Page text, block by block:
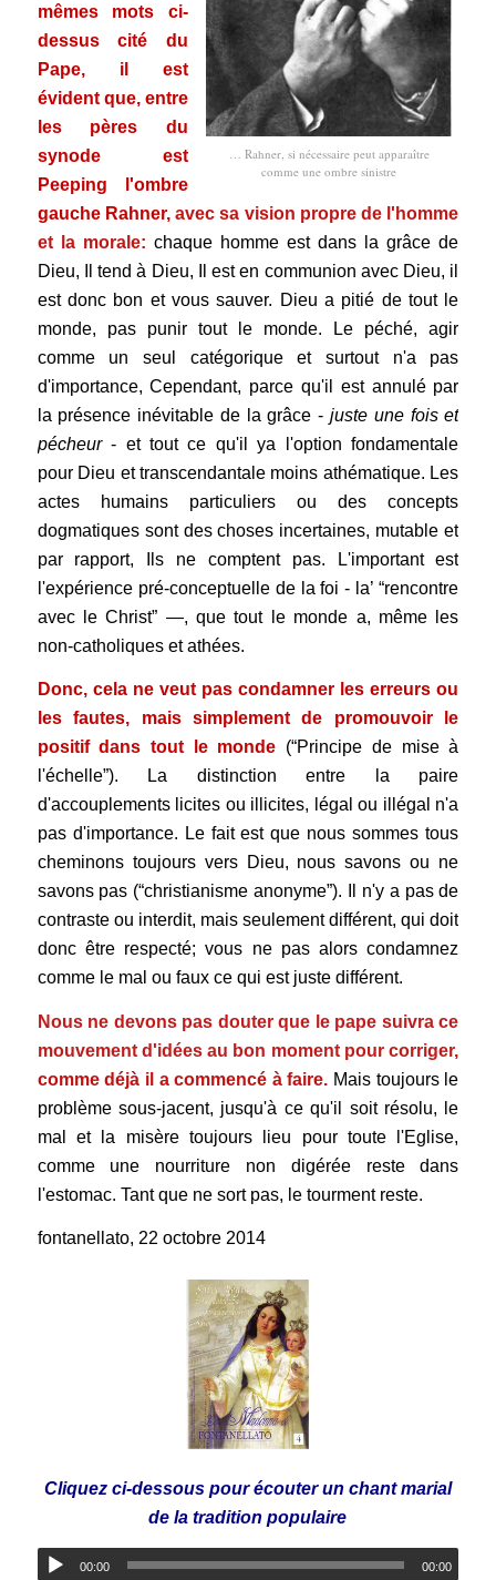
… Rahner, si nécessaire peut apparaître
comme une ombre sinistre
mêmes mots ci-
dessus cité du
Pape, il est
évident que, entre
les pères du
synode est
Peeping l'ombre
gauche Rahner, avec sa vision propre de l'homme
et la morale: chaque homme est dans la grâce de
Dieu, Il tend à Dieu, Il est en communion avec Dieu, il
est donc bon et vous sauver. Dieu a pitié de tout le
monde, pas punir tout le monde.
Le péché, agir
comme un seul catégorique et surtout n'a pas
d'importance, Cependant, parce qu'il est annulé par
la présence inévitable de la grâce -juste une fois et
pécheur- et tout ce qu'il ya l'option fondamentale
pour Dieu et transcendantale moins athématique. Les
actes humains particuliers ou des concepts
dogmatiques sont des choses incertaines, mutable et
par rapport, Ils ne comptent pas. L'important est
l'expérience pré-conceptuelle de la foi - la’ “rencontre
avec le Christ” —, que tout le monde a, même les
non-catholiques et athées.
Donc, cela ne veut pas condamner les erreurs ou
les fautes, mais simplement de promouvoir le
positif dans tout le monde (“Principe de mise à
l'échelle”). La distinction entre la paire
d'accouplements licites ou illicites, légal ou illégal n'a
pas d'importance. Le fait est que nous sommes tous
cheminons toujours vers Dieu, nous savons ou ne
savons pas (“christianisme anonyme”). Il n'y a pas de
contraste ou interdit, mais seulement différent, qui doit
donc être respecté; vous ne pas alors condamnez
comme le mal ou faux ce qui est juste différent.
Nous ne devons pas douter que le pape suivra ce
mouvement d'idées au bon moment pour corriger,
comme déjà il a commencé à faire. Mais toujours le
problème sous-jacent, jusqu'à ce qu'il soit résolu, le
mal et la misère toujours lieu pour toute l'Eglise,
comme une nourriture non digérée reste dans
l'estomac. Tant que ne sort pas, le tourment reste.
fontanellato, 22 octobre 2014
Cliquez ci-dessous pour écouter un chant marial
de la tradition populaire
00:00 00:00